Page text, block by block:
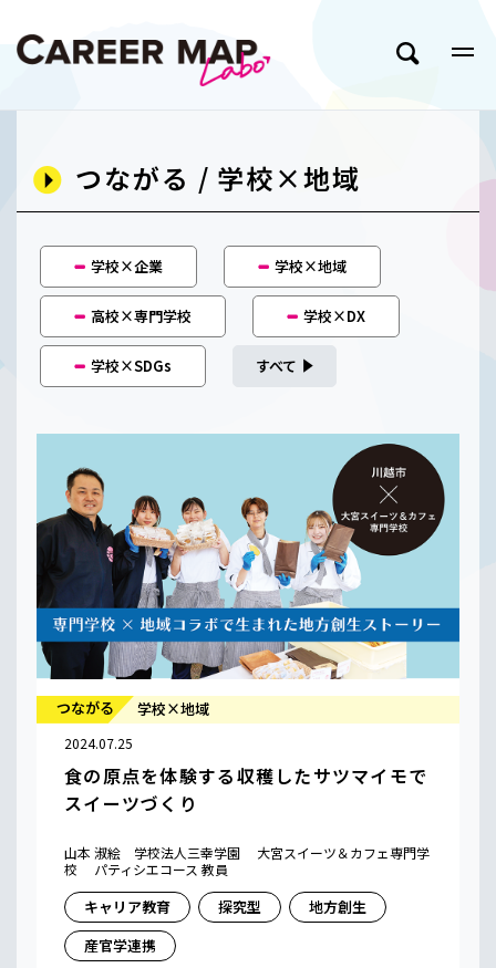
つながる / 学校×地域
学校×企業 学校×地域
高校×専門学校 学校×DX
学校×SDGs すべて
つながる 学校×地域
2024.07.25
食の原点を体験する収穫したサツマイモで
スイーツづくり
山本 淑絵 学校法人三幸学園 大宮スイーツ＆カフェ専門学
校 パティシエコース 教員
キャリア教育 探究型
地方創生
産官学連携